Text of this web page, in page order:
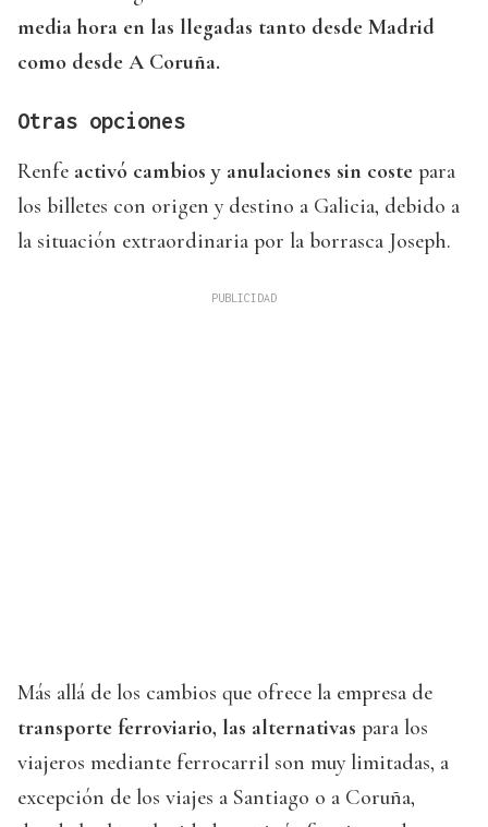
media hora en las llegadas tanto desde Madrid
como desde A Coruña.
Otras opciones
Renfe activó cambios y anulaciones sin coste para
los billetes con origen y destino a Galicia, debido a
la situación extraordinaria por la borrasca Joseph.
Más allá de los cambios que ofrece la empresa de
transporte ferroviario, las alternativas para los
viajeros mediante ferrocarril son muy limitadas, a
excepción de los viajes a Santiago o a Coruña,